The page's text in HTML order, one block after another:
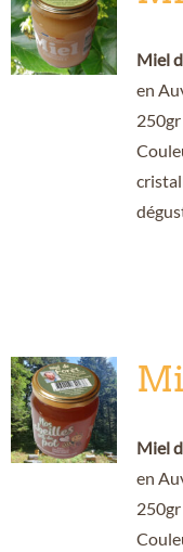
Miel
en
Miel
en
250gr